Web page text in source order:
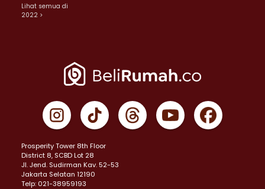
Lihat semua di
2022 >
Prosperity Tower 8th Floor
District 8, SCBD Lot 28
JI. Jend. Sudirman Kav. 52-53
Jakarta Selatan 12190
Telp: 021-38959193